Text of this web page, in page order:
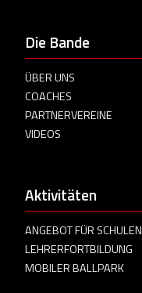
Die Bande
ÜBER UNS
COACHES
PARTNERVEREINE
VIDEOS
Aktivitäten
ANGEBOT FÜR SCHULEN
LEHRERFORTBILDUNG
MOBILER BALLPARK